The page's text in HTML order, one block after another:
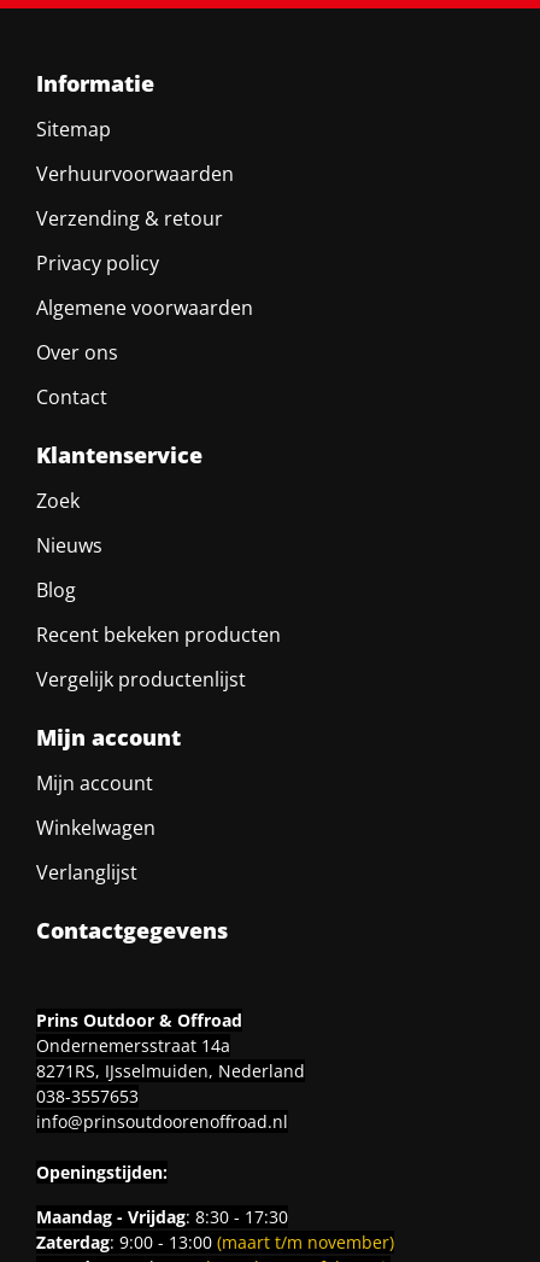
Informatie
Sitemap
Verhuurvoorwaarden
Verzending & retour
Privacy policy
Algemene voorwaarden
Over ons
Contact
Klantenservice
Zoek
Nieuws
Blog
Recent bekeken producten
Vergelijk productenlijst
Mijn account
Mijn account
Winkelwagen
Verlanglijst
Contactgegevens
Prins Outdoor & Offroad
Ondernemersstraat 14a
8271RS, IJsselmuiden, Nederland
038-3557653
info@prinsoutdoorenoffroad.nl
Openingstijden:
Maandag - Vrijdag: 8:30 - 17:30
Zaterdag: 9:00 - 13:00 (maart t/m november)